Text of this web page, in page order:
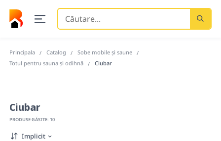
Căutare
Principala Catalog
Sobe mobile și saune
Totul pentru sauna și odihnă
Ciubar
Ciubar
PRODUSE GĂSITE: 10
Implicit